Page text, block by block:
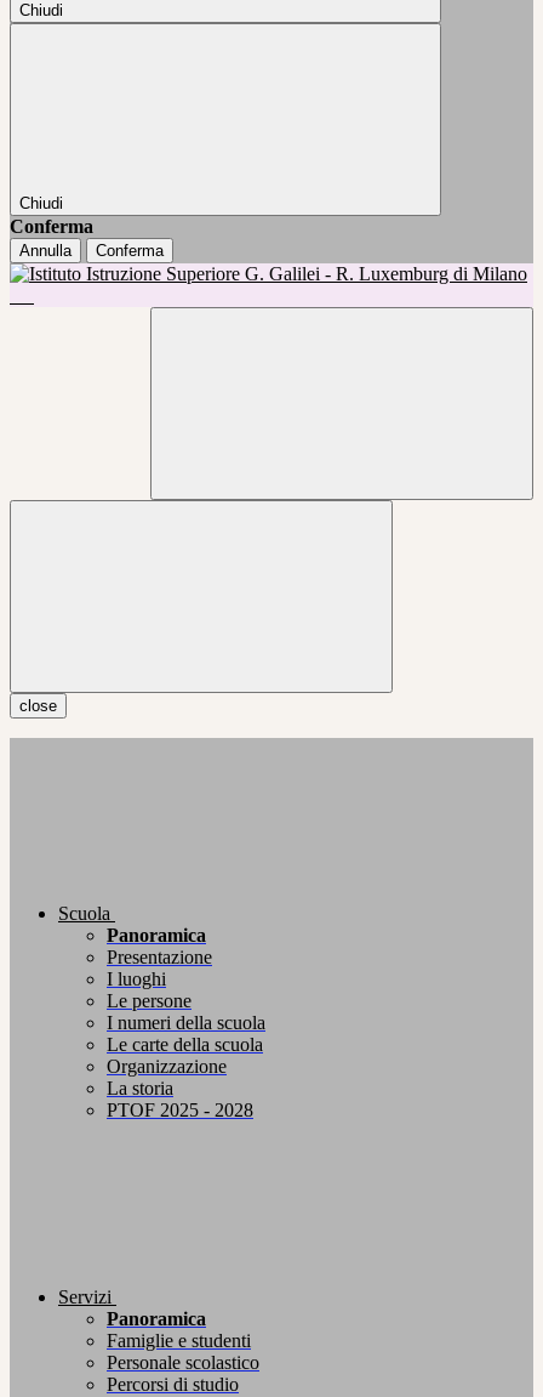
Chiudi
Chiudi
Conferma
Annulla Conferma
close
Scuola
Panoramica
Presentazione
I luoghi
Le persone
I numeri della scuola
Le carte della scuola
Organizzazione
La storia
PTOF 2025 - 2028
Servizi
Panoramica
Famiglie e studenti
Personale scolastico
Percorsi di studio